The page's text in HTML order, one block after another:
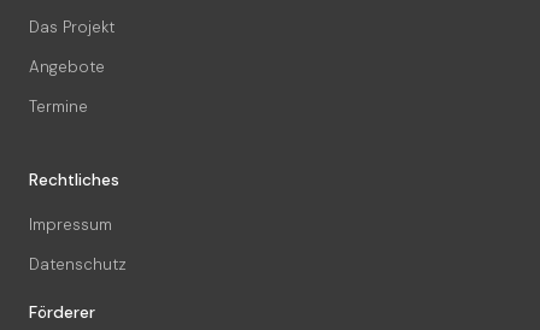
Das Projekt
Angebote
Termine
Rechtliches
Impressum
Datenschutz
Förderer